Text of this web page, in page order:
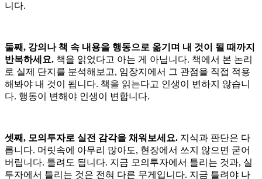
니다.
둘째, 강의나 책 속 내용을 행동으로 옮기며 내 것이 될 때까지
반복하세요. 책을 읽었다고 아는 게 아닙니다. 책에서 본 논리
로 실제 단지를 분석해보고, 임장지에서 그 관점을 직접 적용
해봐야 내 것이 됩니다. 책을 읽는다고 인생이 변하지 않습니
다. 행동이 변해야 인생이 변합니다.
셋째, 모의투자로 실전 감각을 채워보세요. 지식과 판단은 다
릅니다. 머릿속에 아무리 많아도, 현장에서 쓰지 않으면 굳어
버립니다. 틀려도 됩니다. 지금 모의투자에서 틀리는 것과, 실
투자에서 틀리는 것은 전혀 다른 무게입니다. 지금 틀려야 나